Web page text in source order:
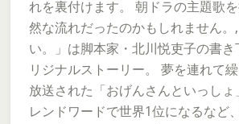
れを裏付けます。 朝ドラの主題歌
然な流れだったのかもしれません。
い。」は脚本家・北川悦吏子の書き
リジナルストーリー。 夢を連れて
放送された「おげんさんといっしょ
レンドワードで世界1位になるなど